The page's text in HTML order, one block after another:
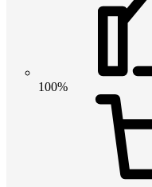
100%